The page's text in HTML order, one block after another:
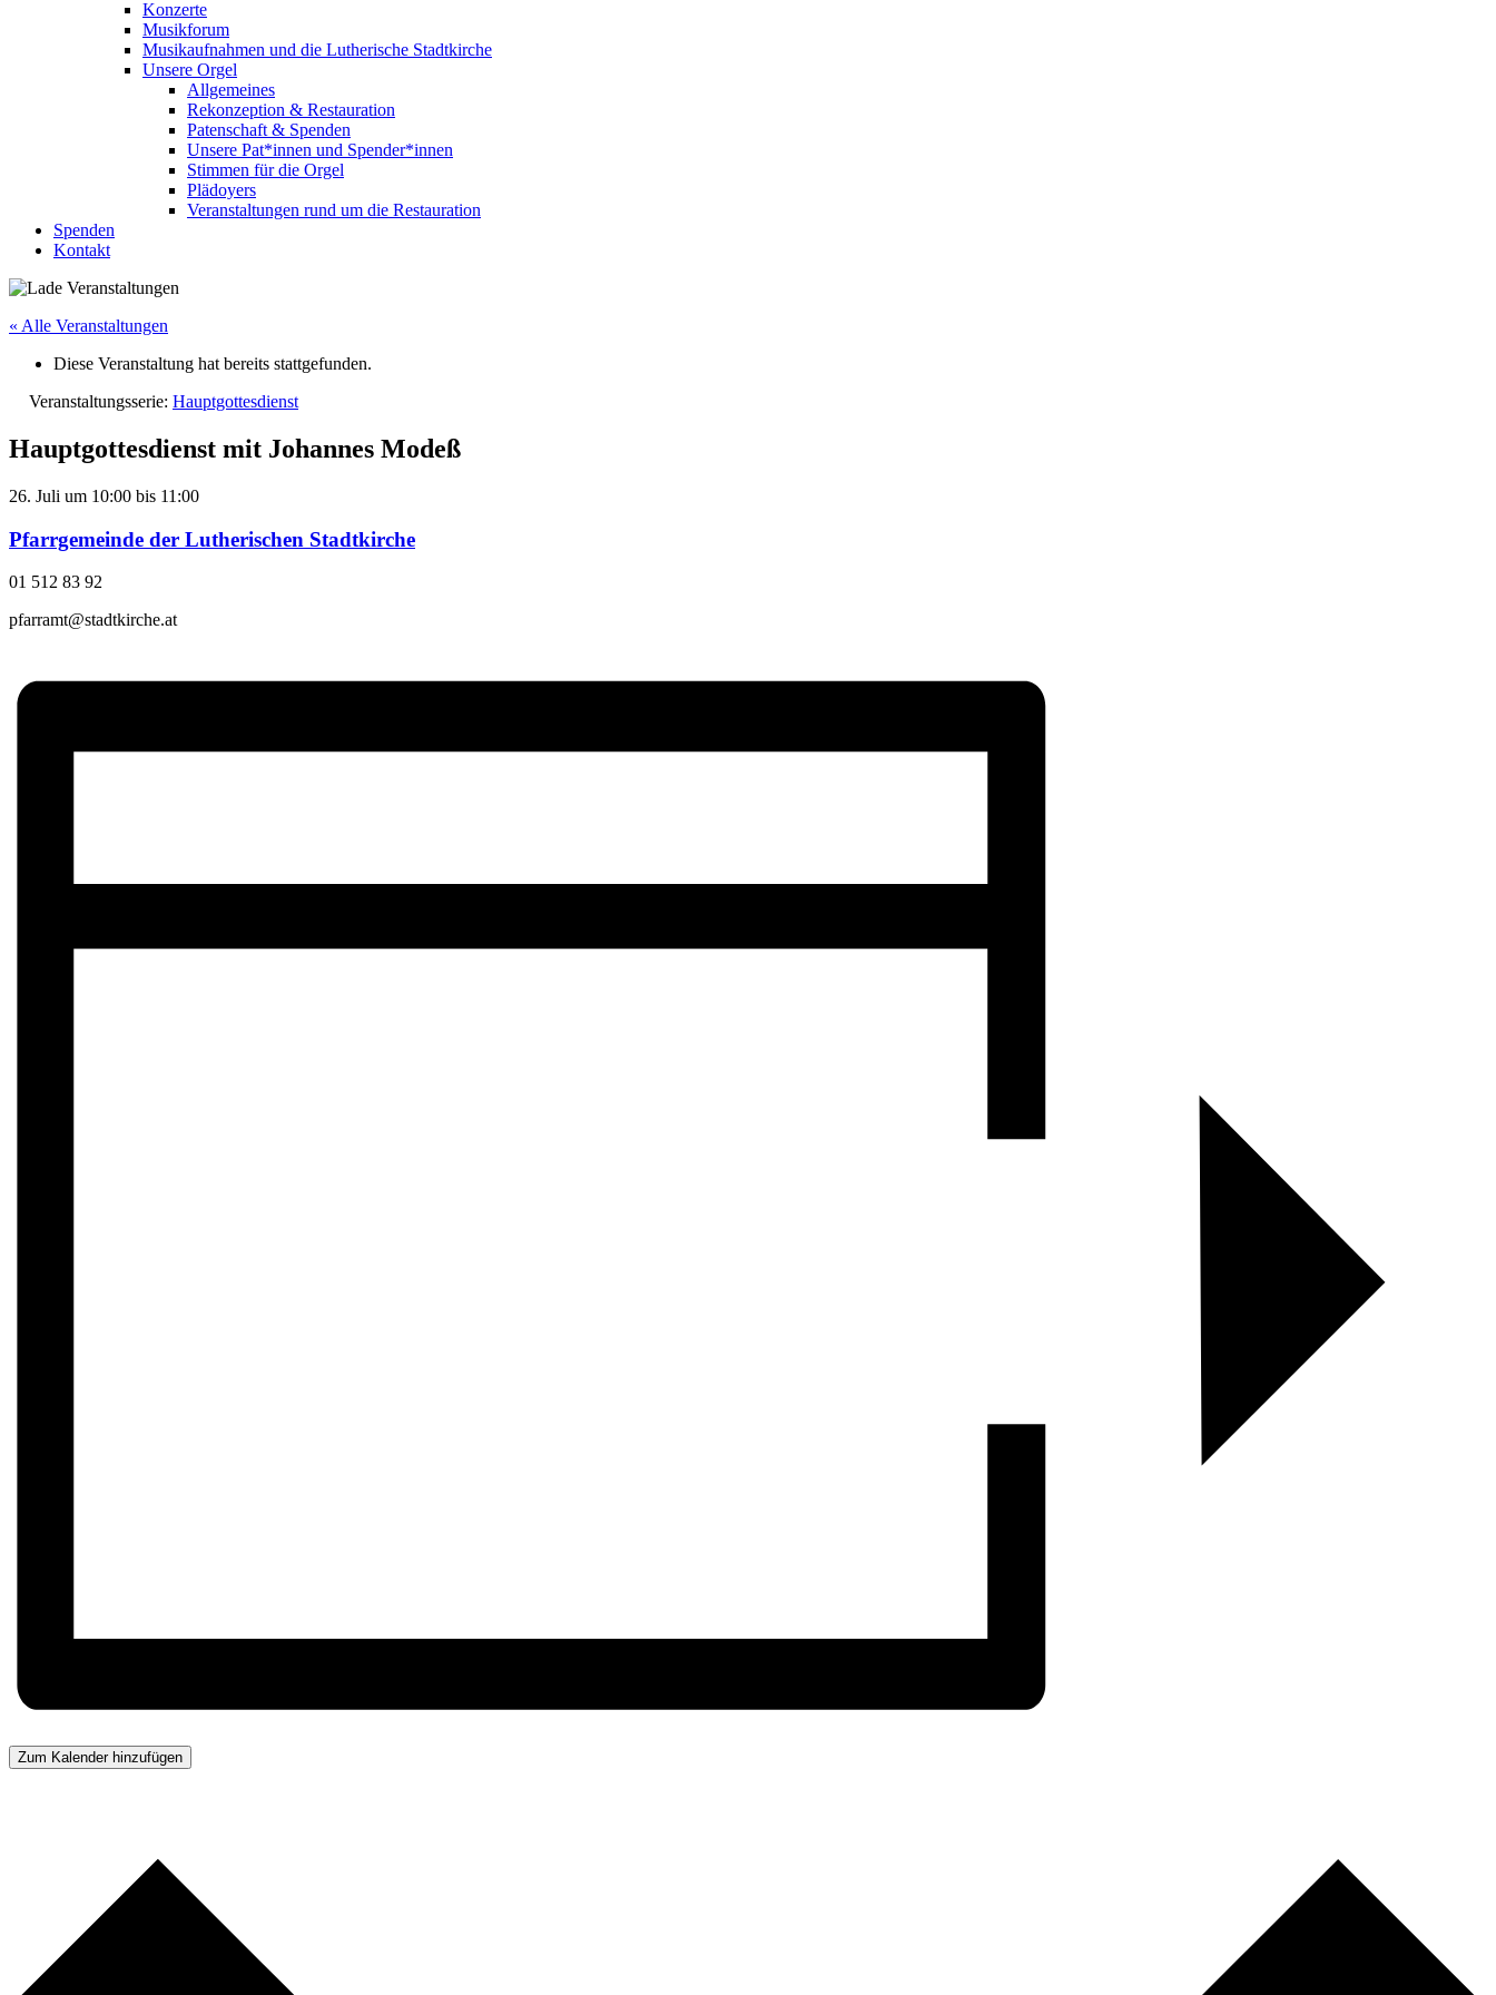
Konzerte
Musikforum
Musikaufnahmen und die Lutherische Stadtkirche
Unsere Orgel
Allgemeines
Rekonzeption & Restauration
Patenschaft & Spenden
Unsere Pat*innen und Spender*innen
Stimmen für die Orgel
Plädoyers
Veranstaltungen rund um die Restauration
Spenden
Kontakt
« Alle Veranstaltungen
Diese Veranstaltung hat bereits stattgefunden.
Veranstaltungsserie: Hauptgottesdienst
Hauptgottesdienst mit Johannes Modeß
26. Juli um 10:00 bis 11:00
Pfarrgemeinde der Lutherischen Stadtkirche
01 512 83 92
pfarramt@stadtkirche.at
Zum Kalender hinzufügen